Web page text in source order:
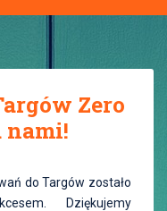
Zero
nami!
do Targów zostało
Dziękujemy